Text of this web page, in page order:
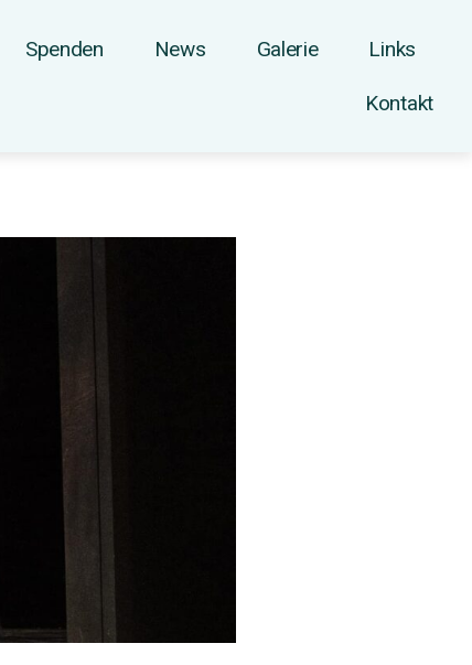
Spenden News Galerie Links
Kontakt